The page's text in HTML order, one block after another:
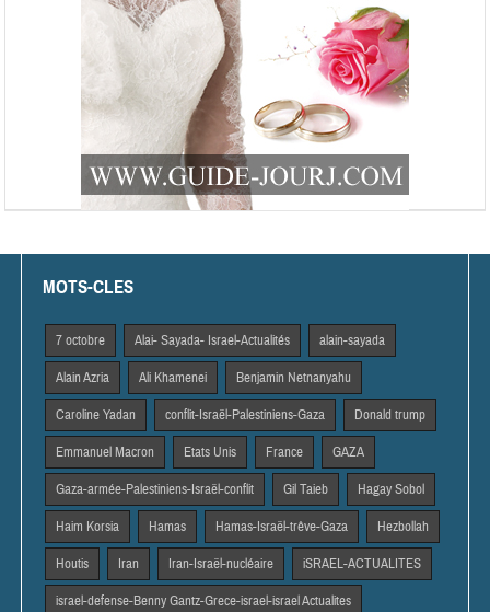
MOTS-CLES
7 octobre Alai- Sayada- Israel-Actualités alain-sayada
Alain Azria Ali Khamenei Benjamin Netnanyahu
Caroline Yadan conflit-Israël-Palestiniens-Gaza Donald trump
Emmanuel Macron Etats Unis France GAZA
Gaza-armée-Palestiniens-Israël-conflit Gil Taieb Hagay Sobol
Haim Korsia Hamas Hamas-Israël-trêve-Gaza Hezbollah
Houtis Iran Iran-Israël-nucléaire iSRAEL-ACTUALITES
israel-defense-Benny Gantz-Grece-israel-israel Actualites